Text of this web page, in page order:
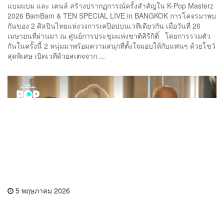
แบมแบม และ เตนล์ สร้างปรากฏการณ์ครั้งสำคัญใน K-Pop Masterz
2026 BamBam & TEN SPECIAL LIVE in BANGKOK การโคจรมาพบ
กันของ 2 ศิลปินไทยแห่งวงการเคป๊อปบนเวทีเดียวกัน เมื่อวันที่ 26
เมษายนที่ผ่านมา ณ ศูนย์การประชุมแห่งชาติสิริกิติ์ โดยการรวมตัว
กันในครั้งนี้ 2 หนุ่มมาพร้อมความสนุกที่ตั้งใจมอบให้กับแฟนๆ ด้วยโชว์
สุดพิเศษ เปิดเวทีด้วยสเตจจาก ...
5 พฤษภาคม 2026